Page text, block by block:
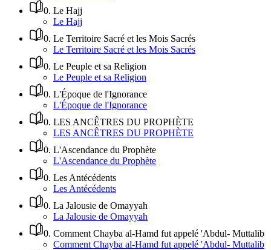
0. Le Hajj
Le Hajj
0. Le Territoire Sacré et les Mois Sacrés
Le Territoire Sacré et les Mois Sacrés
0. Le Peuple et sa Religion
Le Peuple et sa Religion
0. L'Époque de l'Ignorance
L'Époque de l'Ignorance
0. LES ANCÊTRES DU PROPHÈTE
LES ANCÊTRES DU PROPHÈTE
0. L'Ascendance du Prophète
L'Ascendance du Prophète
0. Les Antécédents
Les Antécédents
0. La Jalousie de Omayyah
La Jalousie de Omayyah
0. Comment Chayba al-Hamd fut appelé 'Abdul- Muttalib
Comment Chayba al-Hamd fut appelé 'Abdul- Muttalib